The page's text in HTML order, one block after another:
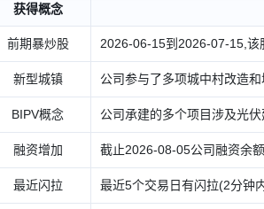
获得概念
前期暴炒股 2026-06-15到2026-07-15,该
新型城镇 公司参与了多项城中村改造
BIPV概念 公司承建的多个项目涉及光
融资增加 截止2026-08-05公司融资余
最近闪拉 最近5个交易日有闪拉(2分钟